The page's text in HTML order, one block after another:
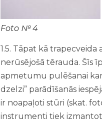
Foto № 4
1.5. Tāpat kā
nerūsējošā tērauda. Šīs
apmetumu pulēšanai
dzelzi” parādīšanās
ir noapaļoti stūri (skat.
instrumenti tiek